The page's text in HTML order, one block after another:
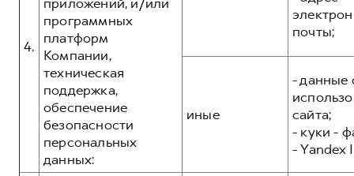
4.
программных
платформ
Компании,
техническая
поддержка,
обеспечение
безопасности
персональных
данных:
почты;
иные
- данные
сайта;
- куки -
- Yandex